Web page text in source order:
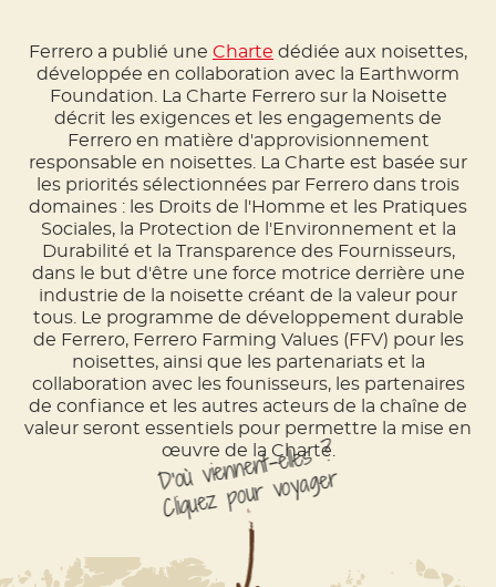
Ferrero a publié une Charte dédiée aux noisettes,
développée en collaboration avec la Earthworm
Foundation. La Charte Ferrero sur la Noisette
décrit les exigences et les engagements de
Ferrero en matière d'approvisionnement
responsable en noisettes. La Charte est basée sur
les priorités sélectionnées par Ferrero dans trois
domaines : les Droits de l'Homme et les Pratiques
Sociales, la Protection de l'Environnement et la
Durabilité et la Transparence des Fournisseurs,
dans le but d'être une force motrice derrière une
industrie de la noisette créant de la valeur pour
tous. Le programme de développement durable
de Ferrero, Ferrero Farming Values ​​(FFV) pour les
noisettes, ainsi que les partenariats et la
collaboration avec les founisseurs, les partenaires
de confiance et les autres acteurs de la chaîne de
valeur seront essentiels pour permettre la mise en
œuvre de la Charte.
D'où viennent-elles ?
Cliquez pour voyager